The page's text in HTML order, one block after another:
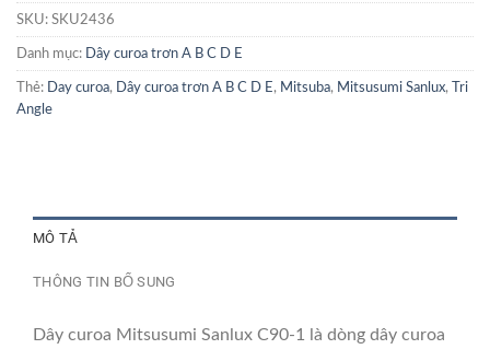
SKU: SKU2436
Danh mục: Dây curoa trơn A B C D E
Thẻ: Day curoa, Dây curoa trơn A B C D E , Mitsuba, Mitsusumi Sanlux,
Tri
Angle
MÔ TẢ
THÔNG TIN BỔ SUNG
Dây curoa Mitsusumi Sanlux C90-1 là dòng dây curoa